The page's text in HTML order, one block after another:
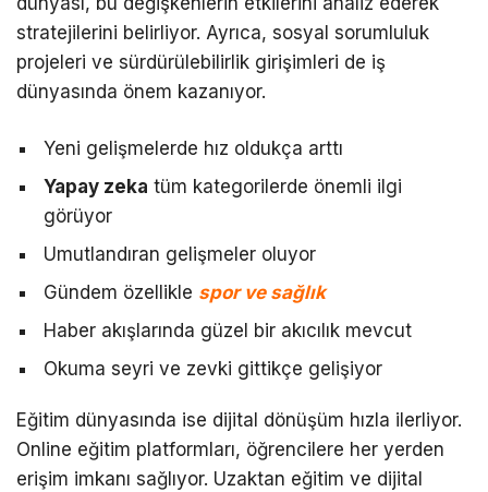
stratejilerini belirliyor. Ayrıca, sosyal sorumluluk
projeleri ve sürdürülebilirlik girişimleri de iş
dünyasında önem kazanıyor.
Yeni gelişmelerde hız oldukça arttı
Yapay zeka tüm kategorilerde önemli ilgi
görüyor
Umutlandıran gelişmeler oluyor
Gündem özellikle spor ve sağlık
Haber akışlarında güzel bir akıcılık mevcut
Okuma seyri ve zevki gittikçe gelişiyor
Eğitim dünyasında ise dijital dönüşüm hızla ilerliyor.
Online eğitim platformları, öğrencilere her yerden
erişim imkanı sağlıyor. Uzaktan eğitim ve dijital